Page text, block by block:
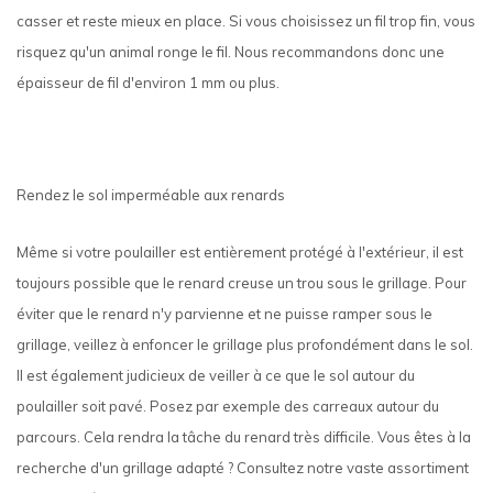
casser et reste mieux en place. Si vous choisissez un fil trop fin, vous
risquez qu'un animal ronge le fil. Nous recommandons donc une
épaisseur de fil d'environ 1 mm ou plus.
Rendez le sol imperméable aux renards
Même si votre poulailler est entièrement protégé à l'extérieur, il est
toujours possible que le renard creuse un trou sous le grillage. Pour
éviter que le renard n'y parvienne et ne puisse ramper sous le
grillage, veillez à enfoncer le grillage plus profondément dans le sol.
Il est également judicieux de veiller à ce que le sol autour du
poulailler soit pavé. Posez par exemple des carreaux autour du
parcours. Cela rendra la tâche du renard très difficile. Vous êtes à la
recherche d'un grillage adapté ? Consultez notre vaste assortiment